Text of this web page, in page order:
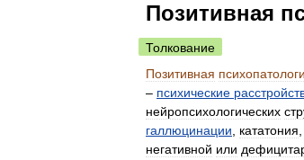
Позитивная
Толкование
Позитивная
– психические
нейропсихологических
галлюцинации
кататония
негативной или